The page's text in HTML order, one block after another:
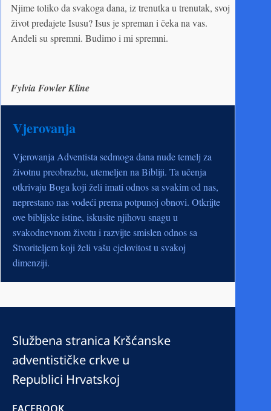
Njime toliko da svakoga dana, iz trenutka u trenutak, svoj
život predajete Isusu? Isus je spreman i čeka na vas.
Anđeli su spremni. Budimo i mi spremni.
Fylvia Fowler Kline
Vjerovanja
Vjerovanja Adventista sedmoga dana nude temelj za
životnu preobrazbu, utemeljen na Bibliji. Ta učenja
otkrivaju Boga koji želi imati odnos sa svakim od nas,
neprestano nas vodeći prema potpunoj obnovi. Otkrijte
ove biblijske istine, iskusite njihovu snagu u
svakodnevnom životu i razvijte smislen odnos sa
Stvoriteljem koji želi vašu cjelovitost u svakoj
dimenziji.
Službena stranica Kršćanske
adventističke crkve u
Republici Hrvatskoj